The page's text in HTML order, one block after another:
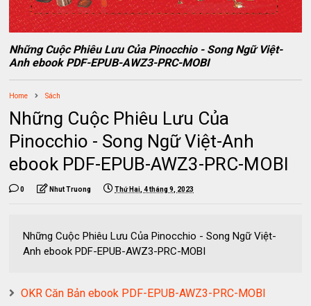
Những Cuộc Phiêu Lưu Của Pinocchio - Song Ngữ Việt-
Anh ebook PDF-EPUB-AWZ3-PRC-MOBI
Home Sách
Những Cuộc Phiêu Lưu Của
Pinocchio - Song Ngữ Việt-Anh
ebook PDF-EPUB-AWZ3-PRC-MOBI
0 Nhut Truong Thứ Hai, 4 tháng 9, 2023
Những Cuộc Phiêu Lưu Của Pinocchio - Song Ngữ Việt-
Anh ebook PDF-EPUB-AWZ3-PRC-MOBI
OKR Căn Bản ebook PDF-EPUB-AWZ3-PRC-MOBI